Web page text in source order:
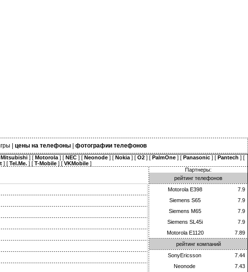
цены на телефоны| фотографии телефонов
Mitsubishi] [ Motorola] [ NEC] [ Neonode] [ Nokia] [ O2] [ PalmOne] [ Panasonic] [ Pantech ] [
] [ Tel.Me.] [ T-Mobile] [ VKMobile]
Партнеры:
рейтинг телефонов
Motorola E398
7.9
Siemens S65
7.9
Siemens M65
7.9
Siemens SL45i
7.9
Motorola E1120
7.89
рейтинг компаний
SonyEricsson
7.44
Neonode
7.43